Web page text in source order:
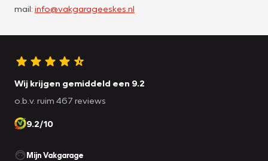
mail: info@vakgarageeskes.nl
Wij krijgen gemiddeld een 9.2
o.b.v. ruim 467 reviews
9.2/10
Mijn Vakgarage